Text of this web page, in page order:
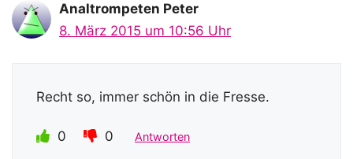
Analtrompeten Peter
8. März 2015 um 10:56 Uhr
Recht so, immer schön in die Fresse.
0 0 Antworten